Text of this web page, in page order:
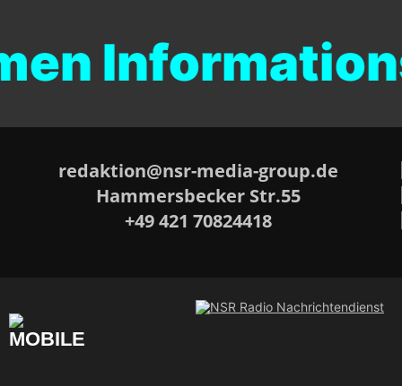
redaktion@nsr-media-group.de
Hammersbecker Str.55
+49 421 70824418